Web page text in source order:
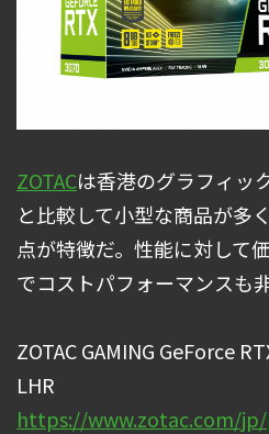
ZOTACは香港のグラフィッ
と比較して小型な商品が多
点が特徴だ。性能に対して
でコストパフォーマンスも
ZOTAC GAMING GeForce
LHR
https://www.zotac.com/